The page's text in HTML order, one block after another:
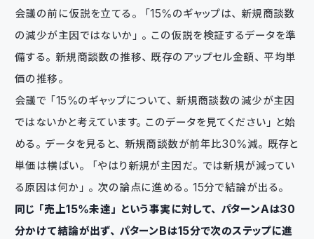
会議の前に仮説を立てる。「15%のギャップは、新規商談数
の減少が主因ではないか」。この仮説を検証するデータを準
備する。新規商談数の推移、既存のアップセル金額、平均単
価の推移。
会議で「15%のギャップについて、新規商談数の減少が主因
ではないかと考えています。このデータを見てください」と始
める。データを見ると、新規商談数が前年比30%減。既存と
単価は横ばい。「やはり新規が主因だ。では新規が減ってい
る原因は何か」。次の論点に進める。15分で結論が出る。
同じ「売上15%未達」という事実に対して、パターンAは30
分かけて結論が出ず、パターンBは15分で次のステップに進